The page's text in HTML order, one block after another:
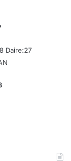
Daire:27